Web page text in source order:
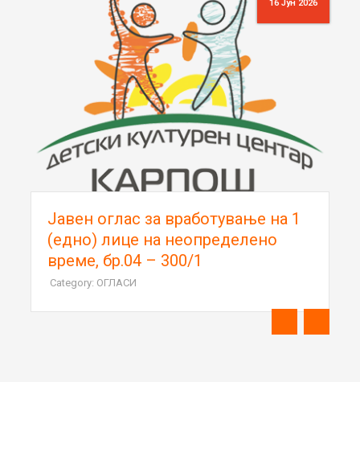
16 Јун 2026
Јавен оглас за вработување на 1
(едно) лице на неопределено
време, бр.04 – 300/1
Category: ОГЛАСИ